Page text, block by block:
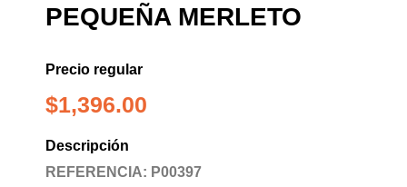
PEQUEÑA MERLETO
Precio regular
$1,396.00
Descripción
REFERENCIA: P00397